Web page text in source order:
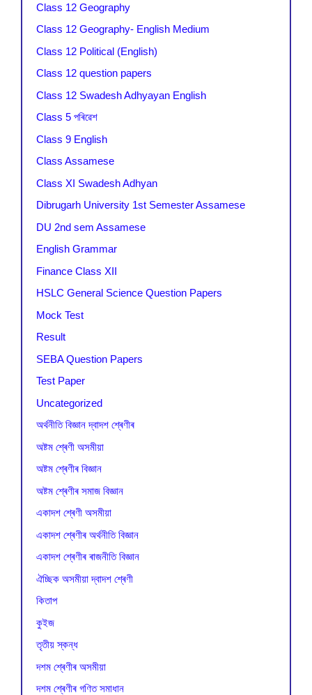
Class 12 Geography
Class 12 Geography- English Medium
Class 12 Political (English)
Class 12 question papers
Class 12 Swadesh Adhyayan English
Class 5 পৰিৱেশ
Class 9 English
Class Assamese
Class XI Swadesh Adhyan
Dibrugarh University 1st Semester Assamese
DU 2nd sem Assamese
English Grammar
Finance Class XII
HSLC General Science Question Papers
Mock Test
Result
SEBA Question Papers
Test Paper
Uncategorized
অৰ্থনীতি বিজ্ঞান দ্বাদশ শ্ৰেণীৰ
অষ্টম শ্ৰেণী অসমীয়া
অষ্টম শ্ৰেণীৰ বিজ্ঞান
অষ্টম শ্ৰেণীৰ সমাজ বিজ্ঞান
একাদশ শ্ৰেণী অসমীয়া
একাদশ শ্ৰেণীৰ অৰ্থনীতি বিজ্ঞান
একাদশ শ্ৰেণীৰ ৰাজনীতি বিজ্ঞান
ঐচ্ছিক অসমীয়া দ্বাদশ শ্ৰেণী
কিতাপ
কুইজ
তৃতীয় স্কন্ধ
দশম শ্ৰেণীৰ অসমীয়া
দশম শ্ৰেণীৰ গণিত সমাধান